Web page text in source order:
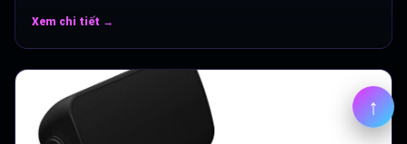
Xem chi tiết →